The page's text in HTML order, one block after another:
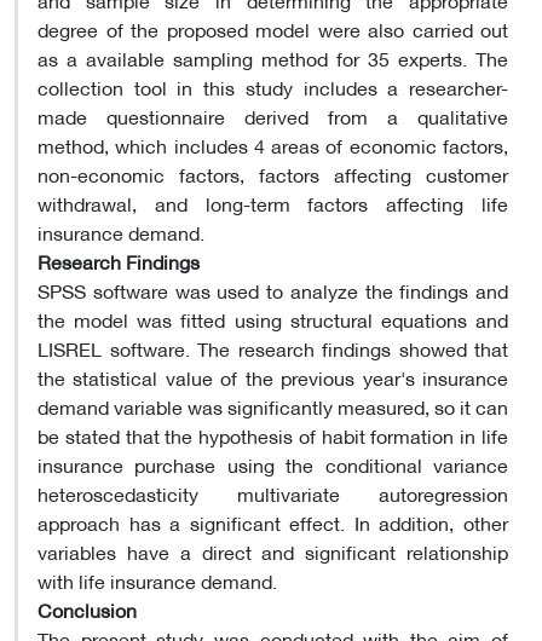
degree of the proposed model were also carried out
as a available sampling method for 35 experts. The
collection tool in this study includes a researcher-
made questionnaire derived from a qualitative
method, which includes 4 areas of economic factors,
non-economic factors, factors affecting customer
withdrawal, and long-term factors affecting life
insurance demand.
Research Findings
SPSS software was used to analyze the findings and
the model was fitted using structural equations and
LISREL software. The research findings showed that
the statistical value of the previous year's insurance
demand variable was significantly measured, so it can
be stated that the hypothesis of habit formation in life
insurance purchase using the conditional variance
heteroscedasticity multivariate autoregression
approach has a significant effect. In addition, other
variables have a direct and significant relationship
with life insurance demand.
Conclusion